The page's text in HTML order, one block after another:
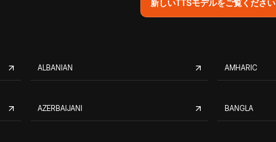
新しいTTSモデルをご覧ください
ALBANIAN AMHARIC
AZERBAIJANI BANGLA